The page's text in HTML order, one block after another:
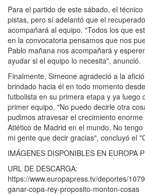
Para el partido de este sábado, el
pistas, pero sí adelantó que el
acompañará al equipo. "Todos los que
en la convocatoria pensamos que nos
Pablo mañana nos acompañará y
ayudar si el equipo lo necesita", anunció.
Finalmente, Simeone agradeció a la
brindado hacia él en todo momento
futbolista en su primera etapa y ya luego
primer equipo. "No puedo decirle otra
pudimos atravesar el crecimiento
Atlético de Madrid en el mundo. No
mi gente que decir gracias", concluyó el
IMÁGENES DISPONIBLES EN EUROPA
URL DE DESCARGA:
https://www.europapress.tv/deportes/
ganar-copa-rey-proposito-monton-cosas